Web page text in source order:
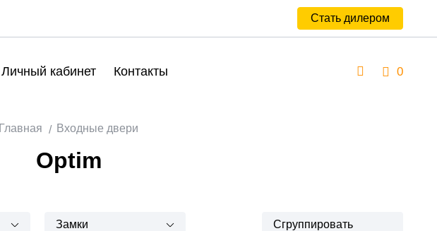
Стать дилером
Личный кабинет Контакты 0
Главная Входные двери
Optim
Замки Сгруппировать